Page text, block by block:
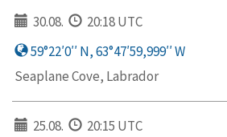
30.08.
20:18 UTC
59°22′0′′ N, 63°47′59,999′′ W
Seaplane Cove, Labrador
25.08.
20:15 UTC